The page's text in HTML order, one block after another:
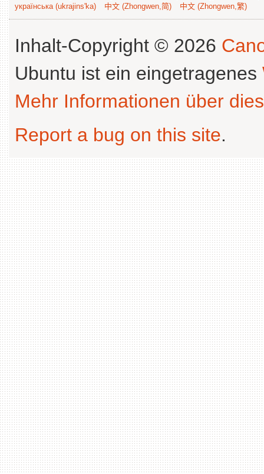
українська (ukrajins'ka)
中文 (Zhongwen,简) 中文 (Zhongwen,繁)
Inhalt-Copyright © 2026
Ubuntu ist ein eingetragenes
Mehr Informationen über
Report a bug on this site.